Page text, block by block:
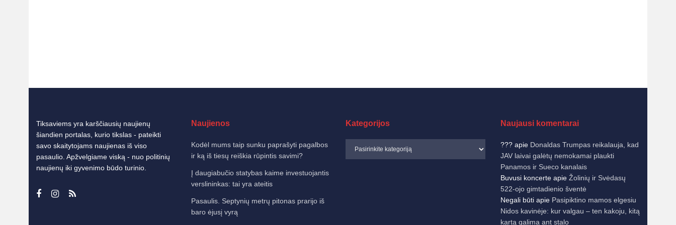
Tiksaviems yra karščiausių naujienų
šiandien portalas, kurio tikslas - pateikti
savo skaitytojams naujienas iš viso
pasaulio. Apžvelgiame viską - nuo politinių
naujienų iki gyvenimo būdo turinio.
Naujienos
Kodėl mums taip sunku paprašyti pagalbos
ir ką iš tiesų reiškia rūpintis savimi?
Į daugiabučio statybas kaime investuojantis
verslininkas: tai yra ateitis
Pasaulis. Septynių metrų pitonas prarijo iš
baro ėjusį vyrą
Kategorijos Naujausi komentarai
???apie Donaldas Trumpas reikalauja, kad
JAV laivai galėtų nemokamai plaukti
Panamos ir Sueco kanalais
Buvusi koncerteapie Žolinių ir Svėdasų
522-ojo gimtadienio šventė
Negali būtiapie Pasipiktino mamos elgesiu
Nidos kavinėje: kur valgau – ten kakoju, kitą
kartą galima ant stalo